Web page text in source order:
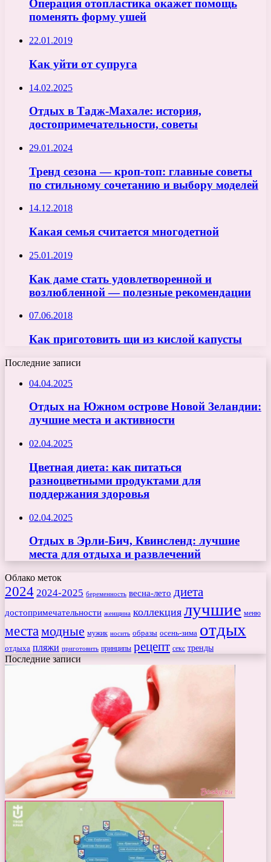
Операция отопластика окажет помощь
поменять форму ушей
22.01.2019
Как уйти от супруга
14.02.2025
Отдых в Тадж-Махале: история,
достопримечательности, советы
29.01.2024
Тренд сезона — кроп-топ: главные советы
по стильному сочетанию и выбору моделей
14.12.2018
Какая семья считается многодетной
25.01.2019
Как даме стать удовлетворенной и
возлюбленной — полезные рекомендации
07.06.2018
Как приготовить щи из кислой капусты
Последние записи
04.04.2025
Отдых на Южном острове Новой Зеландии:
лучшие места и активности
02.04.2025
Цветная диета: как питаться
разноцветными продуктами для
поддержания здоровья
02.04.2025
Отдых в Эрли-Бич, Квинсленд: лучшие
места для отдыха и развлечений
Облако меток
2024 2024-2025 беременность весна-лето диета
достопримечательности женщина коллекция лучшие меню
места модные мужик носить образы осень-зима отдых
отдыха пляжи приготовить принципы рецепт секс тренды
Последние записи